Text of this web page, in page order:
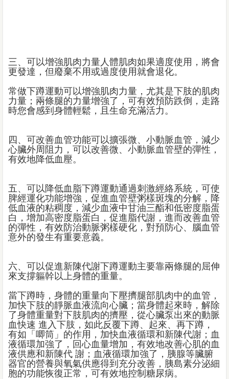
三、可以增強肌肉力量人體肌肉如果適度使用，將會
更發達，但廢棄不用或過度使用就會退化。
常做下蹲運動可以增強肌肉力量，尤其是下肢的肌肉
力量；兩條腿的力量增強了，可有效預防跌倒，走路
時您會感到身體輕鬆，且生命充滿活力。
四、可改善血管功能可以擴張微、小動脈血管，減少
心臟外周阻力，可以改善微、小動脈血管壁的彈性，
有效地降低血壓。
五、可以降低血脂下蹲運動通過刺激經絡系統，可使
脾經運化功能增強，促進血管壁粥樣斑塊的分解，降
低血液的粘稠度，減少血液中甘油三酯和低密度脂蛋
白，增加高密度脂蛋白，促進脂代謝，進而改善血管
的彈性，有效防治動脈粥樣硬化，對預防心、腦血管
意外的發生有重要意義。
六、可以促進新陳代謝下蹲運動主要靠兩條腿的屈伸
來支撐軀幹以上身體的重量。
當下蹲時，身體的重量向下壓擠腿部肌肉中的血管，
加快下肢的靜脈血液流向心臟；當身體起來時，解除
了身體重量對下肢肌肉的擠壓，從心臟泵出來的動脈
血快速 進入下肢，如此反覆下蹲、起來、再下蹲，
有如「唧筒」的作用，加快血液循環和新陳代謝；血
液循環加強了，回心血量增加，有效地改善心肌的血
液供應和新陳代 謝；血液循環加強了，胰腺等臟腑
器官的營養與氧氣供應得到充分改善，胰島素分泌細
胞的功能恢復正常，可有效地控制糖尿病。